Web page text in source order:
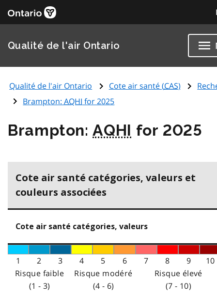
Qualité de l'air Ontario
Qualité de l'air Ontario Cote air santé (CAS)
Brampton:AQHI for 2025
Brampton:AQHI for 2025
Cote air santé catégories, valeurs et
couleurs associées
Cote air santé catégories, valeurs
1 2 3 4 5 6 7 8 9
10
Risque faible
(1 - 3)
Risque modéré
(4 - 6)
Risque élevé
(7 - 10)